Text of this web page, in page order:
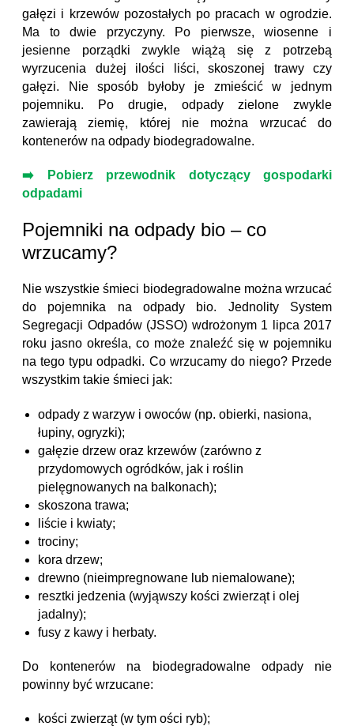
gałęzi i krzewów pozostałych po pracach w ogrodzie.
Ma to dwie przyczyny. Po pierwsze, wiosenne i
jesienne porządki zwykle wiążą się z potrzebą
wyrzucenia dużej ilości liści, skoszonej trawy czy
gałęzi. Nie sposób byłoby je zmieścić w jednym
pojemniku. Po drugie, odpady zielone zwykle
zawierają ziemię, której nie można wrzucać do
kontenerów na odpady biodegradowalne.
➡️ Pobierz przewodnik dotyczący gospodarki
odpadami
Pojemniki na odpady bio – co
wrzucamy?
Nie wszystkie śmieci biodegradowalne można wrzucać
do pojemnika na odpady bio. Jednolity System
Segregacji Odpadów (JSSO) wdrożonym 1 lipca 2017
roku jasno określa, co może znaleźć się w pojemniku
na tego typu odpadki. Co wrzucamy do niego? Przede
wszystkim takie śmieci jak:
odpady z warzyw i owoców (np. obierki, nasiona,
łupiny, ogryzki);
gałęzie drzew oraz krzewów (zarówno z
przydomowych ogródków, jak i roślin
pielęgnowanych na balkonach);
skoszona trawa;
liście i kwiaty;
trociny;
kora drzew;
drewno (nieimpregnowane lub niemalowane);
resztki jedzenia (wyjąwszy kości zwierząt i olej
jadalny);
fusy z kawy i herbaty.
Do kontenerów na biodegradowalne odpady nie
powinny być wrzucane:
kości zwierząt (w tym ości ryb);